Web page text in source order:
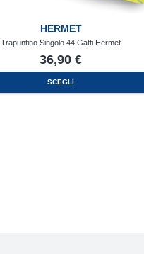
HERMET
Trapuntino Singolo 44 Gatti Hermet
36,90 €
SCEGLI